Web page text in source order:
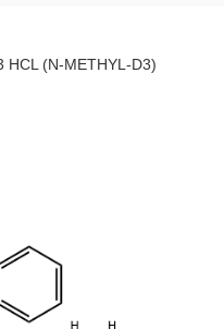
HCL (N-METHYL-D3)